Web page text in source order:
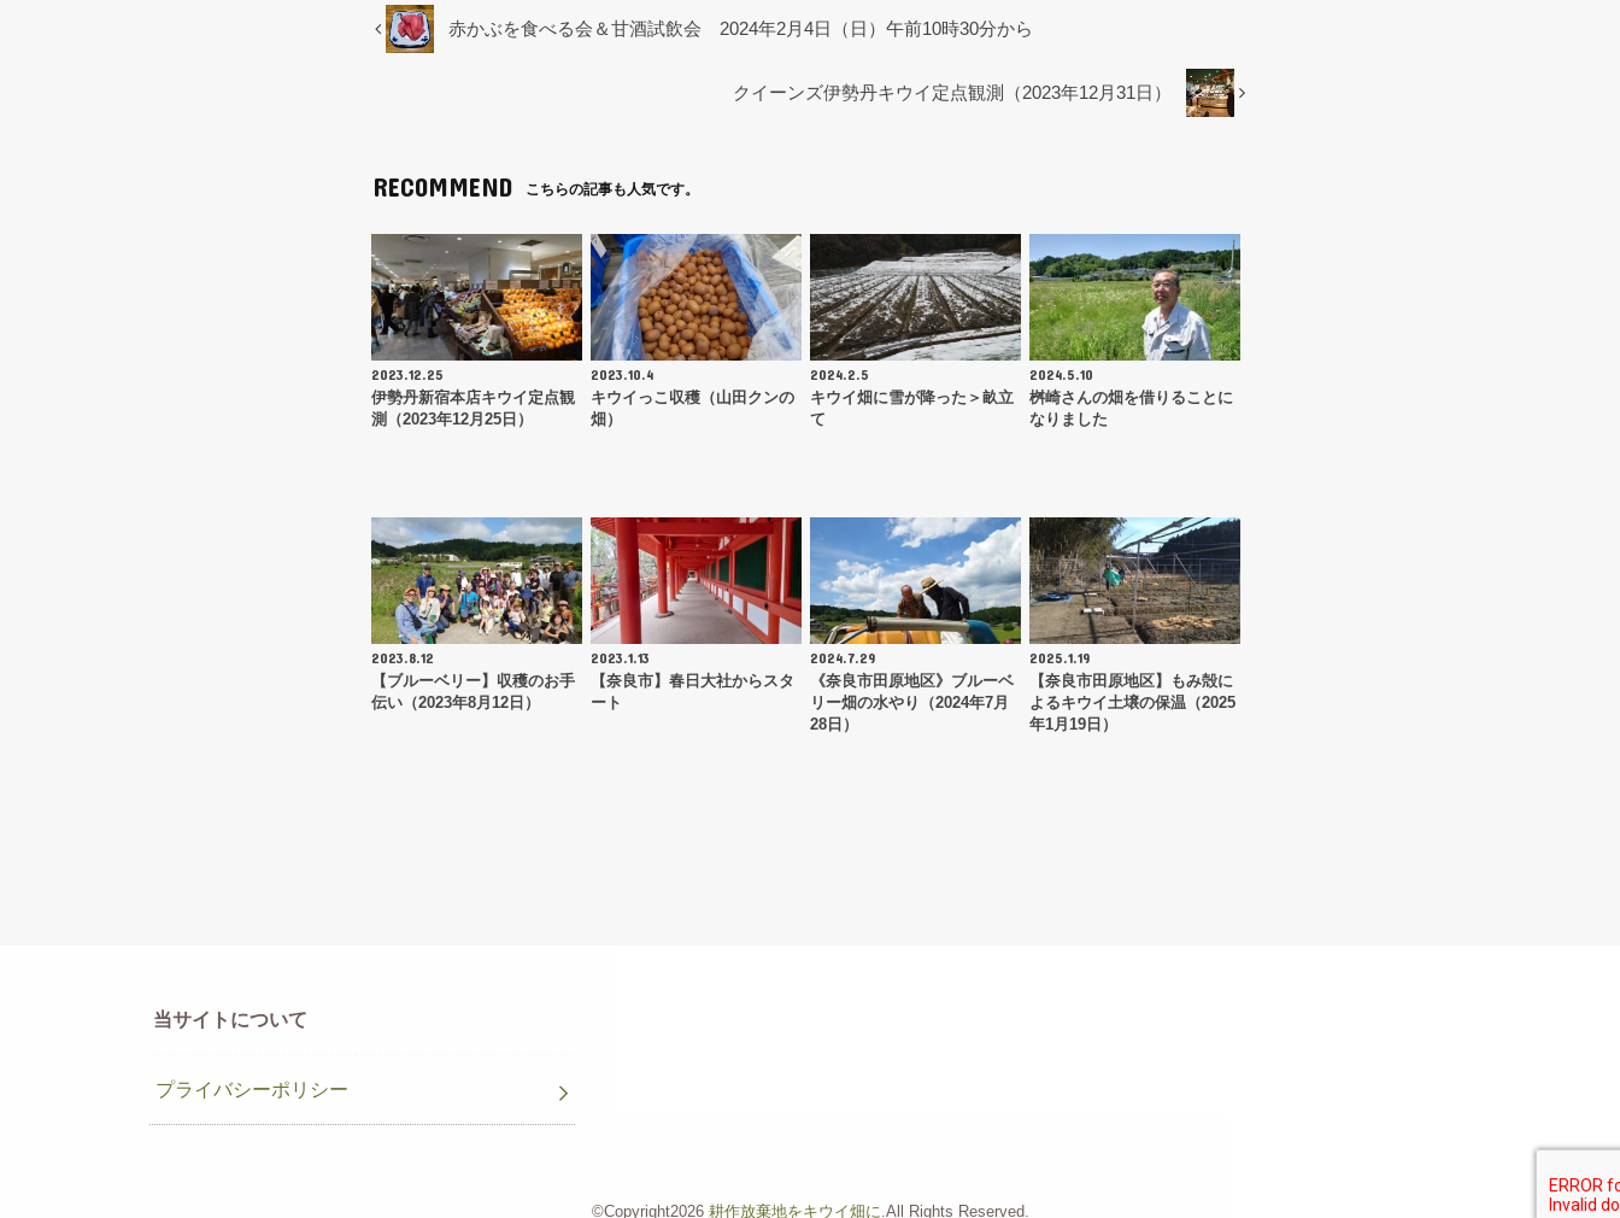
b
o
赤かぶを食べる会＆甘酒試飲会 2024年2月4日（日）午前10時30分から
クイーンズ伊勢丹キウイ定点観測（2023年12月31日）
RECOMMEND こちらの記事も人気です。
2023.12.25
伊勢丹新宿本店キウイ定点観
測（2023年12月25日）
2023.10.4
キウイっこ収穫（山田クンの
畑）
2024.2.5
キウイ畑に雪が降った＞畝立
て
2024.5.10
桝崎さんの畑を借りることに
なりました
2023.8.12
【ブルーベリー】収穫のお手
伝い（2023年8月12日）
2023.1.13
【奈良市】春日大社からスタ
ート
2024.7.29
《奈良市田原地区》ブルーベ
リー畑の水やり（2024年7月
28日）
2025.1.19
【奈良市田原地区】もみ殻に
よるキウイ土壌の保温（2025
年1月19日）
当サイトについて
プライバシーポリシー
©Copyright2026 耕作放棄地をキウイ畑に.All Rights Reserved.